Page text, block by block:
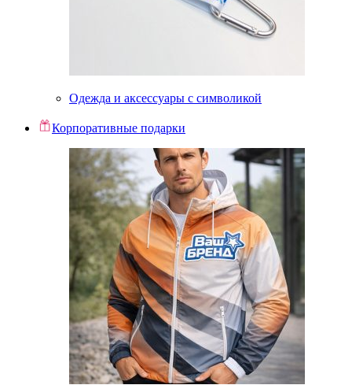
Одежда и аксессуары с символикой
Корпоративные подарки